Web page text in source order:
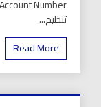
تنظيم...
Read More